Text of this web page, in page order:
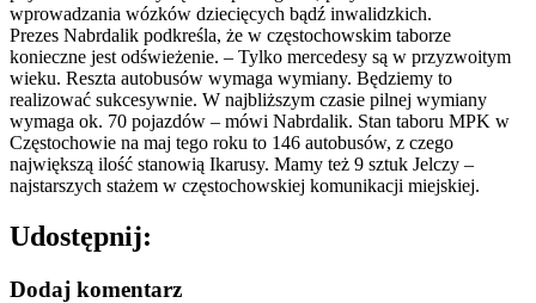
wprowadzania wózków dziecięcych bądź inwalidzkich.
Prezes Nabrdalik podkreśla, że w częstochowskim taborze
konieczne jest odświeżenie. – Tylko mercedesy są w przyzwoitym
wieku. Reszta autobusów wymaga wymiany. Będziemy to
realizować sukcesywnie. W najbliższym czasie pilnej wymiany
wymaga ok. 70 pojazdów – mówi Nabrdalik. Stan taboru MPK w
Częstochowie na maj tego roku to 146 autobusów, z czego
największą ilość stanowią Ikarusy. Mamy też 9 sztuk Jelczy –
najstarszych stażem w częstochowskiej komunikacji miejskiej.
Udostępnij:
Dodaj komentarz